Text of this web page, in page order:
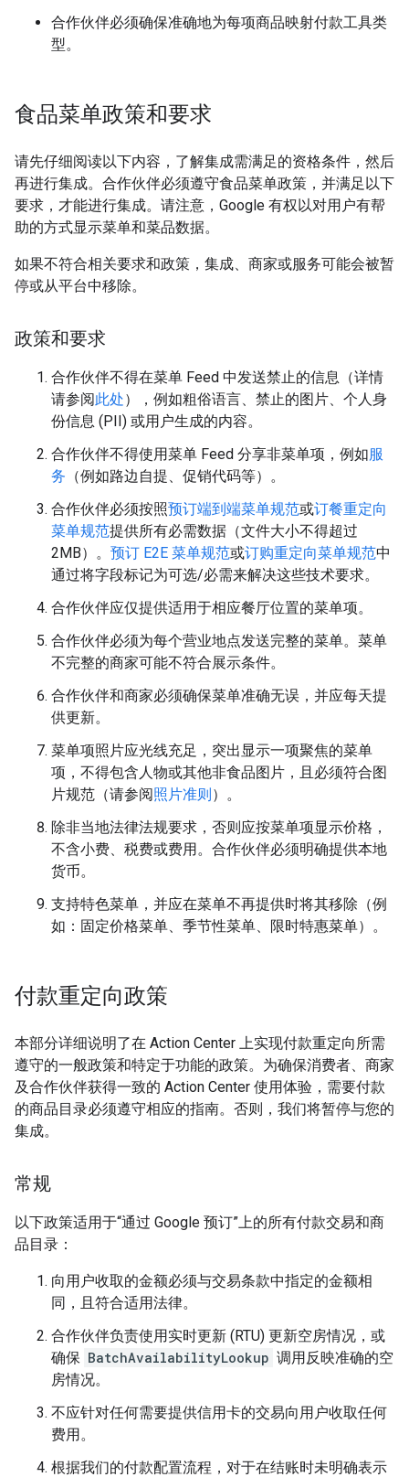
合作伙伴必须确保准确地为每项商品映射付款工具类
型。
食品菜单政策和要求
请先仔细阅读以下内容，了解集成需满足的资格条件，然后
再进行集成。合作伙伴必须遵守食品菜单政策，并满足以下
要求，才能进行集成。请注意，Google 有权以对用户有帮
助的方式显示菜单和菜品数据。
如果不符合相关要求和政策，集成、商家或服务可能会被暂
停或从平台中移除。
政策和要求
合作伙伴不得在菜单 Feed 中发送禁止的信息（详情
请参阅此处），例如粗俗语言、禁止的图片、个人身
份信息 (PII) 或用户生成的内容。
合作伙伴不得使用菜单 Feed 分享非菜单项，例如服
务 （例如路边自提、促销代码等）。
合作伙伴必须按照预订端到端菜单规范或订餐重定向
菜单规范提供所有必需数据（文件大小不得超过
2MB）。 预订 E2E 菜单规范或订购重定向菜单规范中
通过将字段标记为可选/必需来解决这些技术要求。
合作伙伴应仅提供适用于相应餐厅位置的菜单项。
合作伙伴必须为每个营业地点发送完整的菜单。菜单
不完整的商家可能不符合展示条件。
合作伙伴和商家必须确保菜单准确无误，并应每天提
供更新。
菜单项照片应光线充足，突出显示一项聚焦的菜单
项，不得包含人物或其他非食品图片，且必须符合图
片规范（请参阅照片准则）。
除非当地法律法规要求，否则应按菜单项显示价格，
不含小费、税费或费用。合作伙伴必须明确提供本地
货币。
支持特色菜单，并应在菜单不再提供时将其移除（例
如：固定价格菜单、季节性菜单、限时特惠菜单）。
付款重定向政策
本部分详细说明了在 Action Center 上实现付款重定向所需
遵守的一般政策和特定于功能的政策。为确保消费者、商家
及合作伙伴获得一致的 Action Center 使用体验，需要付款
的商品目录必须遵守相应的指南。否则，我们将暂停与您的
集成。
常规
以下政策适用于“通过 Google 预订”上的所有付款交易和商
品目录：
向用户收取的金额必须与交易条款中指定的金额相
同，且符合适用法律。
合作伙伴负责使用实时更新 (RTU) 更新空房情况，或
确保 BatchAvailabilityLookup 调用反映准确的空
房情况。
不应针对任何需要提供信用卡的交易向用户收取任何
费用。
根据我们的付款配置流程，对于在结账时未明确表示